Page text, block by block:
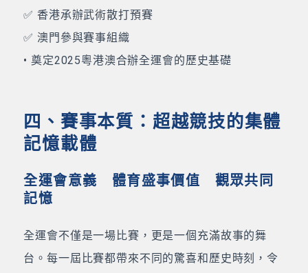
✅ 香港承辦武術散打預賽
✅ 澳門參與賽事組織
• 奠定2025粵港澳合辦全運會的歷史基礎
四、賽事本質：超越競技的集體
記憶載體
全運會意義 體育盛事價值 觀眾共同
記憶
全運會不僅是一場比賽，更是一個充滿故事的舞
台。每一屆比賽都帶來不同的驚喜和歷史時刻，令